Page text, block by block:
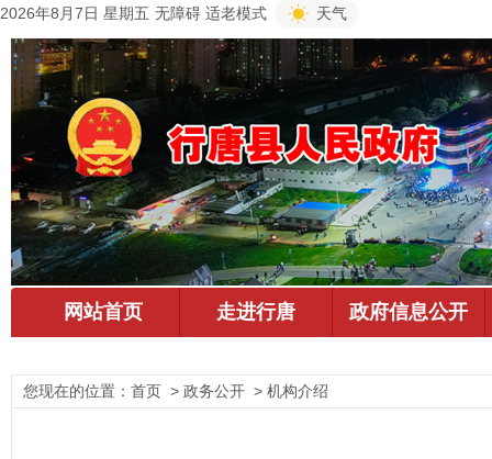
2026年8月7日 星期五 无障碍 适老模式 天气
您现在的位置： 首页 > 政务公开 > 机构介绍